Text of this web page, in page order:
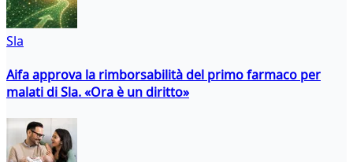
Sla
Aifa approva la rimborsabilità del primo farmaco per
malati di Sla. «Ora è un diritto»